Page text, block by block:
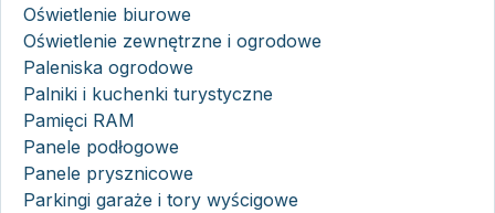
Oświetlenie biurowe
Oświetlenie zewnętrzne i ogrodowe
Paleniska ogrodowe
Palniki i kuchenki turystyczne
Pamięci RAM
Panele podłogowe
Panele prysznicowe
Parkingi garaże i tory wyścigowe